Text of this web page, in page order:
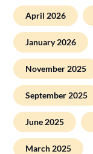
April 2026
January 2026
November 2025
September 2025
June 2025
March 2025